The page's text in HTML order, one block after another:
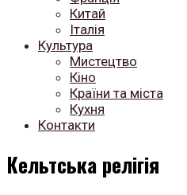
Китай
Італія
Культура
Мистецтво
Кіно
Країни та міста
Кухня
Контакти
Кельтська релігія